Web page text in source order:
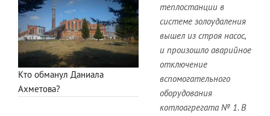
Кто обманул Даниала
Ахметова?
теплостанции в
системе золоудаления
вышел из строя насос,
и произошло аварийное
отключение
вспомогательного
оборудования
котлоагрегата № 1. В